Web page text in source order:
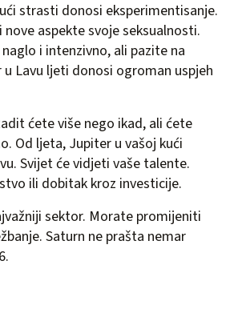
strasti donosi eksperimentisanje.
aspekte svoje seksualnosti.
i intenzivno, ali pazite na
Lavu ljeti donosi ogroman uspjeh
ćete više nego ikad, ali ćete
Od ljeta, Jupiter u vašoj kući
Svijet će vidjeti vaše talente.
ili dobitak kroz investicije.
sektor. Morate promijeniti
Saturn ne prašta nemar